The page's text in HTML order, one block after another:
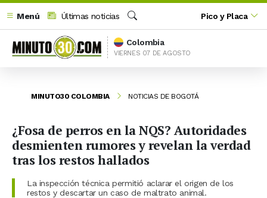
Menú
Últimas noticias
Buscar
Pico y Placa
Colombia
VIERNES 07 DE AGOSTO
MINUTO30 COLOMBIA NOTICIAS DE BOGOTÁ
¿Fosa de perros en la NQS? Autoridades
desmienten rumores y revelan la verdad
tras los restos hallados
La inspección técnica permitió aclarar el origen de los
restos y descartar un caso de maltrato animal.